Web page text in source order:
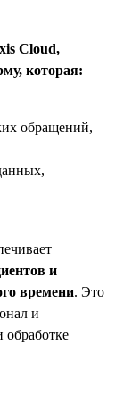
Cloud,
которая:
обращений,
и
времени. Это
и